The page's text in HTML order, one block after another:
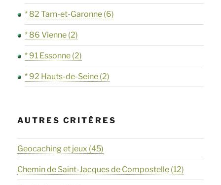
* 82 Tarn-et-Garonne (6)
* 86 Vienne (2)
* 91 Essonne (2)
* 92 Hauts-de-Seine (2)
AUTRES CRITÈRES
Geocaching et jeux (45)
Chemin de Saint-Jacques de Compostelle (12)